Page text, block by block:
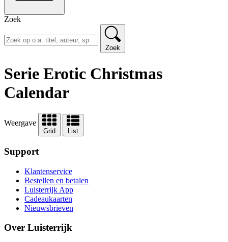
Zoek
Zoek
Serie Erotic Christmas
Calendar
Weergave
Grid List
Support
Klantenservice
Bestellen en betalen
Luisterrijk App
Cadeaukaarten
Nieuwsbrieven
Over Luisterrijk